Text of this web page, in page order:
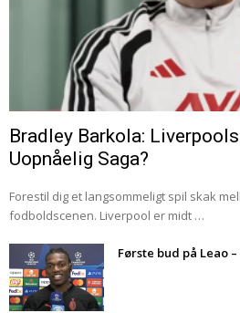
Bradley Barkola:
Uopnåelig Saga?
Forestil dig et langsommeligt spil skak
fodboldscenen. Liverpool er midt …
Første bud på Leao